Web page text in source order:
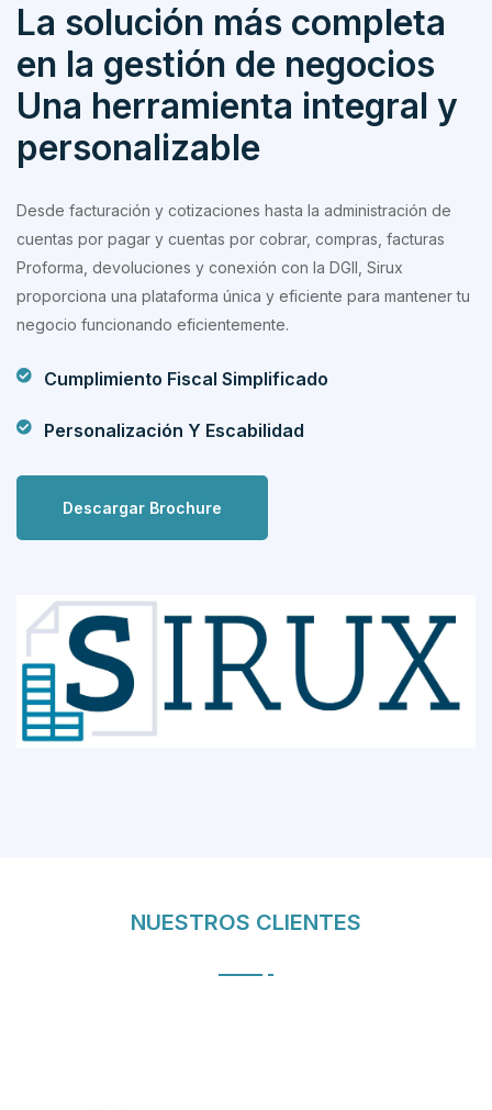
La solución más completa
en la gestión de negocios
Una herramienta integral y
personalizable
Desde facturación y cotizaciones hasta la administración de
cuentas por pagar y cuentas por cobrar, compras, facturas
Proforma, devoluciones y conexión con la DGII, Sirux
proporciona una plataforma única y eficiente para mantener tu
negocio funcionando eficientemente.
Cumplimiento Fiscal Simplificado
Personalización Y Escabilidad
Descargar Brochure
NUESTROS CLIENTES